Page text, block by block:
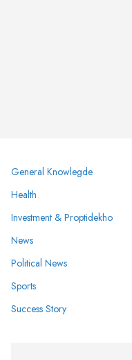
General Knowlegde
Health
Investment & Proptidekho
News
Political News
Sports
Success Story